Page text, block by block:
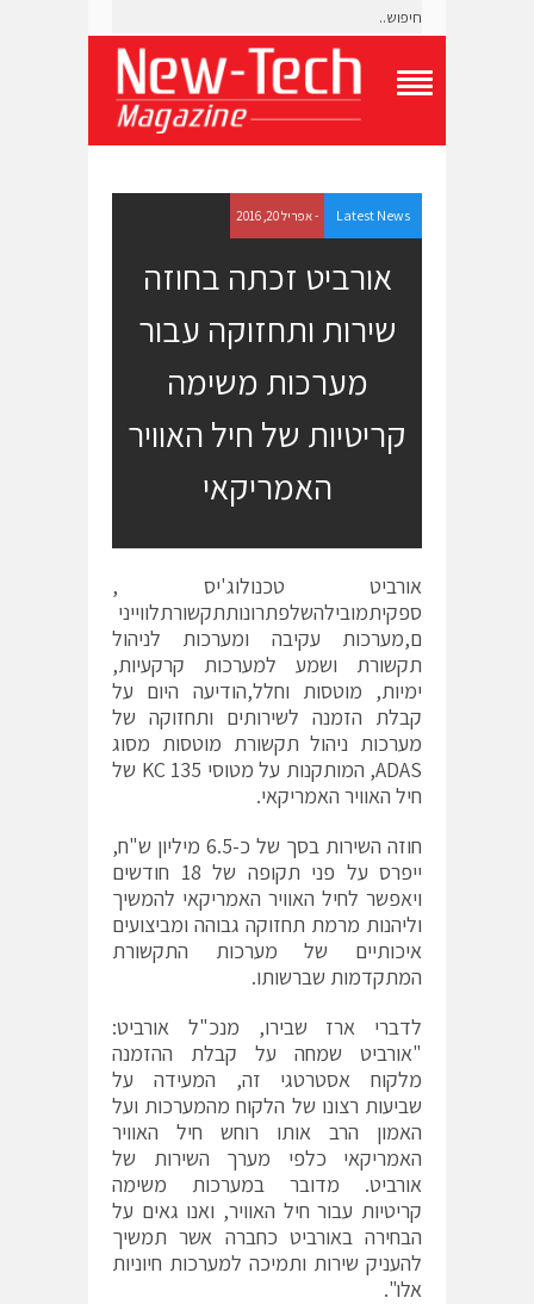
g
l
e
N
Latest News - אפריל 20, 2016
אורביט זכתה בחוזה
שירות ותחזוקה עבור
מערכות משימה
קריטיות של חיל האוויר
האמריקאי
אורביט טכנולוג'יס ,
ספקיתמובילהשלפתרונותתקשורתלווייני
ם,מערכות עקיבה ומערכות לניהול
תקשורת ושמע למערכות קרקעיות,
ימיות, מוטסות וחלל,הודיעה היום על
קבלת הזמנה לשירותים ותחזוקה של
מערכות ניהול תקשורת מוטסות מסוג
ADAS, המותקנות על מטוסי KC 135 של
חיל האוויר האמריקאי.
חוזה השירות בסך של כ-6.5 מיליון ש"ח,
ייפרס על פני תקופה של 18 חודשים
ויאפשר לחיל האוויר האמריקאי להמשיך
וליהנות מרמת תחזוקה גבוהה ומביצועים
איכותיים של מערכות התקשורת
המתקדמות שברשותו.
לדברי ארז שבירו, מנכ"ל אורביט:
"אורביט שמחה על קבלת ההזמנה
מלקוח אסטרטגי זה, המעידה על
שביעות רצונו של הלקוח מהמערכות ועל
האמון הרב אותו רוחש חיל האוויר
האמריקאי כלפי מערך השירות של
אורביט. מדובר במערכות משימה
קריטיות עבור חיל האוויר, ואנו גאים על
הבחירה באורביט כחברה אשר תמשיך
להעניק שירות ותמיכה למערכות חיוניות
אלו".